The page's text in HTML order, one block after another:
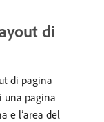
di
di pagina
una pagina
e l’area del